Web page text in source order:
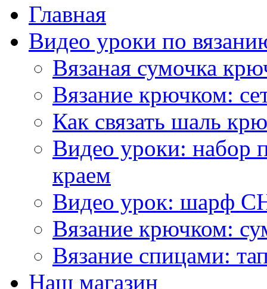
Главная
Видео уроки по
Вязаная сумочка
Вязание крючком:
Как связать шаль
Видео уроки: набор
краем
Видео урок: шарф
Вязание крючком:
Вязание спицами:
Наш магазин